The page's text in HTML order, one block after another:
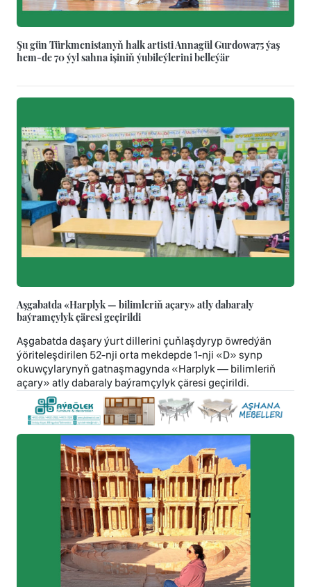
Şu gün Türkmenistanyň halk artisti Annagül Gurdowa75 ýaş
hem-de 70 ýyl sahna işiniň ýubileýlerini belleýär
Aşgabatda «Harplyk — bilimleriň açary» atly dabaraly
baýramçylyk çäresi geçirildi
Aşgabatda daşary ýurt dillerini çuňlaşdyryp öwredýän
ýöriteleşdirilen 52-nji orta mekdepde 1-nji «D» synp
okuwçylarynyň gatnaşmagynda «Harplyk — bilimleriň
açary» atly dabaraly baýramçylyk çäresi geçirildi.